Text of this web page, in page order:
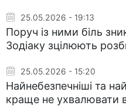
25.05.2026 - 19:13
Поруч із ними біль
Зодіаку зцілюють
25.05.2026 - 15:20
Найнебезпечніші та
краще не ухвалювати